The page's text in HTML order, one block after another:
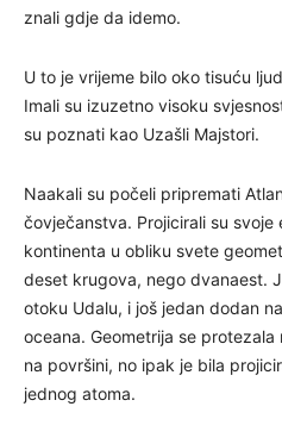
znali gdje da idemo.
U to je vrijeme bilo oko tisuću
Imali su izuzetno visoku
su poznati kao Uzašli Majstori.
Naakali su počeli pripremati
čovječanstva. Projicirali su
kontinenta u obliku svete
deset krugova, nego dvanaest.
otoku Udalu, i još jedan dodan
oceana. Geometrija se
na površini, no ipak je bila
jednog atoma.